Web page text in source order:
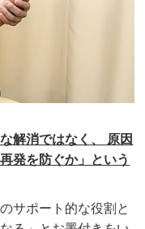
解消ではなく、 原因
発を防ぐか」という
サポート的な役割と